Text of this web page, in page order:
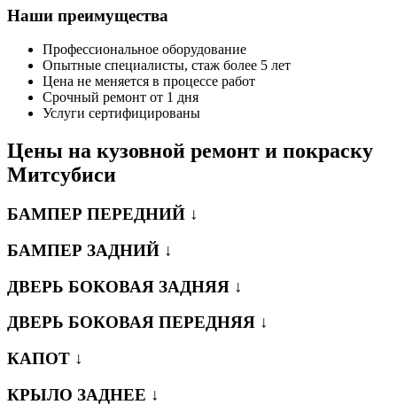
Наши преимущества
Профессиональное оборудование
Опытные специалисты, стаж более 5 лет
Цена не меняется в процессе работ
Срочный ремонт от 1 дня
Услуги сертифицированы
Цены на кузовной ремонт и покраску
Митсубиси
БАМПЕР ПЕРЕДНИЙ ↓
БАМПЕР ЗАДНИЙ ↓
ДВЕРЬ БОКОВАЯ ЗАДНЯЯ ↓
ДВЕРЬ БОКОВАЯ ПЕРЕДНЯЯ ↓
КАПОТ ↓
КРЫЛО ЗАДНЕЕ ↓